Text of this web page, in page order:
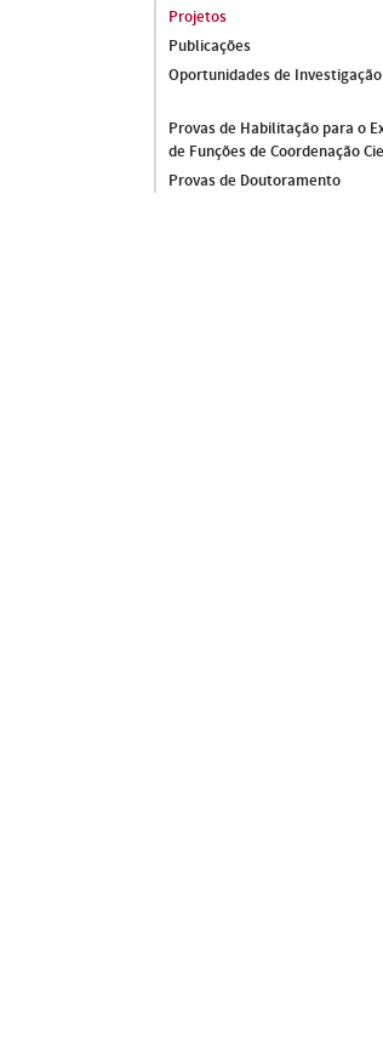
Projetos
Publicações
Oportunidades de Investigação
Provas de Habilitação para o
de Funções de Coordenação
Provas de Doutoramento